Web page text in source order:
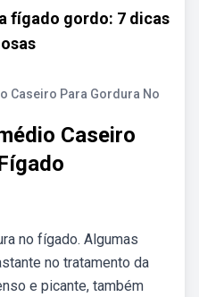
fígado gordo: 7 dicas
Caseiro Para Gordura No
Caseiro
no fígado. Algumas
no tratamento da
e picante, também